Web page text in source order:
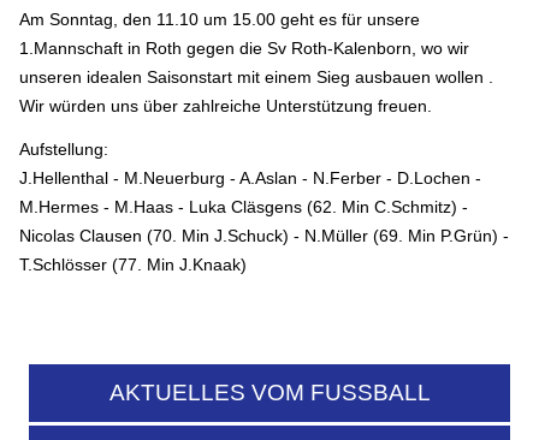
Am Sonntag, den 11.10 um 15.00 geht es für unsere
1.Mannschaft in Roth gegen die Sv Roth-Kalenborn, wo wir
unseren idealen Saisonstart mit einem Sieg ausbauen wollen .
Wir würden uns über zahlreiche Unterstützung freuen.
Aufstellung:
J.Hellenthal - M.Neuerburg - A.Aslan - N.Ferber - D.Lochen -
M.Hermes - M.Haas - Luka Cläsgens (62. Min C.Schmitz) -
Nicolas Clausen (70. Min J.Schuck) - N.Müller (69. Min P.Grün) -
T.Schlösser (77. Min J.Knaak)
AKTUELLES VOM FUSSBALL